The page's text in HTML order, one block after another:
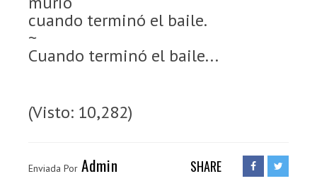
cuando terminó el baile.
~
Cuando terminó el baile...
(Visto: 10,282)
Enviada Por Admin SHARE